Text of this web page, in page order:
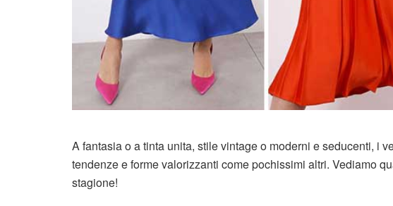
A fantasia o a tinta unita, stile vintage o moderni e seducenti, i
tendenze e forme valorizzanti come pochissimi altri. Vediamo
stagione!